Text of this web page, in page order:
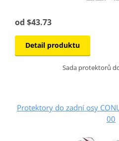
od $43.73
Detail produktu
Sada protektorů
Protektory do zadní osy
00